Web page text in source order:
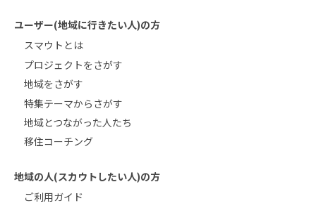
ユーザー(地域に行きたい人)の方
スマウトとは
プロジェクトをさがす
地域をさがす
特集テーマからさがす
地域とつながった人たち
移住コーチング
地域の人(スカウトしたい人)の方
ご利用ガイド